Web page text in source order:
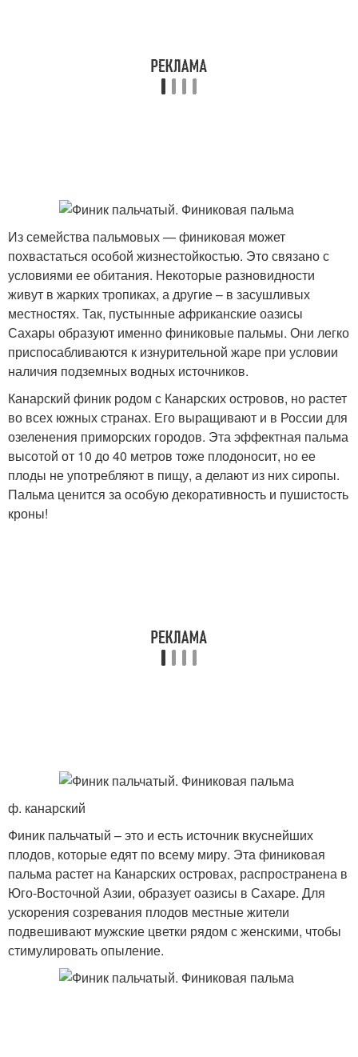
Из семейства пальмовых — финиковая может
похвастаться особой жизнестойкостью. Это связано с
условиями ее обитания. Некоторые разновидности
живут в жарких тропиках, а другие – в засушливых
местностях. Так, пустынные африканские оазисы
Сахары образуют именно финиковые пальмы. Они легко
приспосабливаются к изнурительной жаре при условии
наличия подземных водных источников.
Канарский финик родом с Канарских островов, но растет
во всех южных странах. Его выращивают и в России для
озеленения приморских городов. Эта эффектная пальма
высотой от 10 до 40 метров тоже плодоносит, но ее
плоды не употребляют в пищу, а делают из них сиропы.
Пальма ценится за особую декоративность и пушистость
кроны!
ф. канарский
Финик пальчатый – это и есть источник вкуснейших
плодов, которые едят по всему миру. Эта финиковая
пальма растет на Канарских островах, распространена в
Юго-Восточной Азии, образует оазисы в Сахаре. Для
ускорения созревания плодов местные жители
подвешивают мужские цветки рядом с женскими, чтобы
стимулировать опыление.